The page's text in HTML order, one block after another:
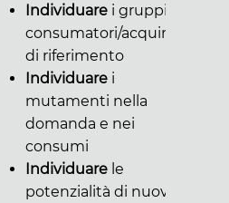
Individuare i gruppi di
consumatori/acquirenti
di riferimento
Individuare i
mutamenti nella
domanda e nei
consumi
Individuare le
potenzialità di nuovi